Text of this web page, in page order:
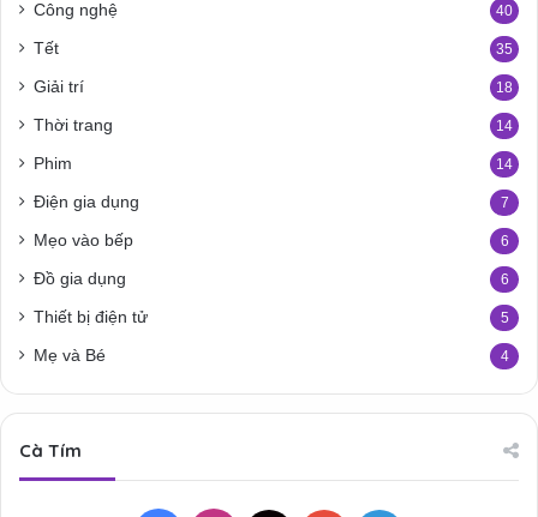
Công nghệ 40
Tết 35
Giải trí 18
Thời trang 14
Phim 14
Điện gia dụng 7
Mẹo vào bếp 6
Đồ gia dụng 6
Thiết bị điện tử 5
Mẹ và Bé 4
Cà Tím